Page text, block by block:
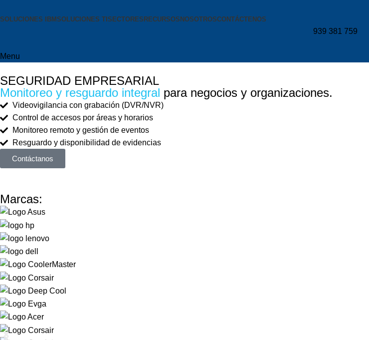
SOLUCIONES IBM SOLUCIONES TI SECTORES RECURSOS NOSOTROSCONTÁCTENOS
939 381 759
Menu
SEGURIDAD EMPRESARIAL
Monitoreo y resguardo integral para negocios y organizaciones.
Videovigilancia con grabación (DVR/NVR)
Control de accesos por áreas y horarios
Monitoreo remoto y gestión de eventos
Resguardo y disponibilidad de evidencias
Contáctanos
Marcas: